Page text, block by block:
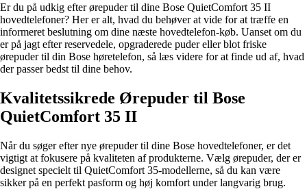
Er du på udkig efter ørepuder til dine Bose QuietComfort 35 II
hovedtelefoner? Her er alt, hvad du behøver at vide for at træffe en
informeret beslutning om dine næste hovedtelefon-køb. Uanset om du
er på jagt efter reservedele, opgraderede puder eller blot friske
ørepuder til din Bose høretelefon, så læs videre for at finde ud af, hvad
der passer bedst til dine behov.
Kvalitetssikrede Ørepuder til Bose
QuietComfort 35 II
Når du søger efter nye ørepuder til dine Bose hovedtelefoner, er det
vigtigt at fokusere på kvaliteten af produkterne. Vælg ørepuder, der er
designet specielt til QuietComfort 35-modellerne, så du kan være
sikker på en perfekt pasform og høj komfort under langvarig brug.